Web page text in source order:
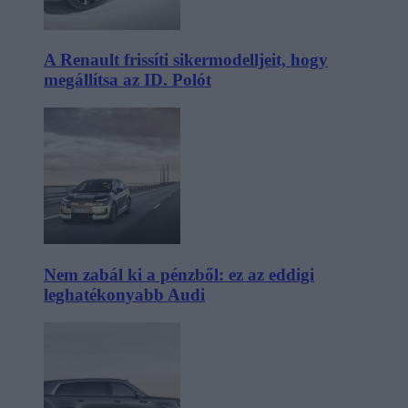
A Renault frissíti sikermodelljeit, hogy
megállítsa az ID. Polót
Nem zabál ki a pénzből: ez az eddigi
leghatékonyabb Audi